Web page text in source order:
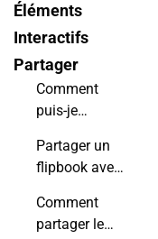
Éléments
Interactifs
Partager
Comment
puis-je
flipbook à
mon site web
?
Partager un
flipbook avec
Comment
partager le